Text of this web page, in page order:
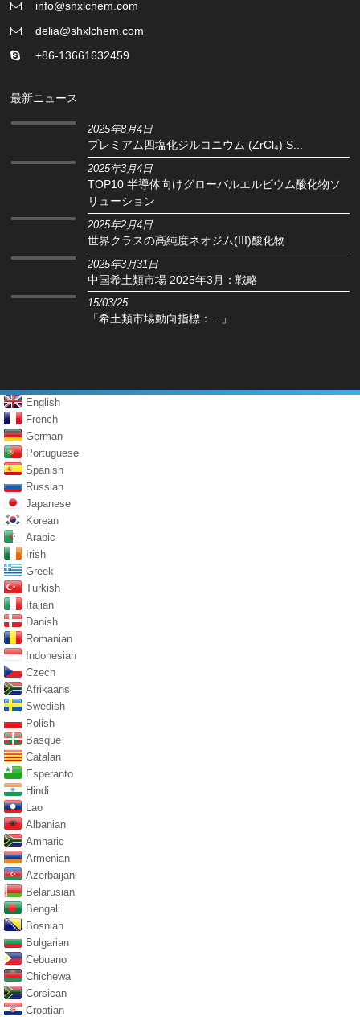
info@shxlchem.com
delia@shxlchem.com
+86-13661632459
最新ニュース
2025年8月4日
プレミアム四塩化ジルコニウム (ZrCl₄) S...
2025年3月4日
TOP10 半導体向けグローバルエルビウム酸化物ソ
リューション
2025年2月4日
世界クラスの高純度ネオジム(III)酸化物
2025年3月31日
中国希土類市場 2025年3月：戦略
15/03/25
「希土類市場動向指標：...」
English
French
German
Portuguese
Spanish
Russian
Japanese
Korean
Arabic
Irish
Greek
Turkish
Italian
Danish
Romanian
Indonesian
Czech
Afrikaans
Swedish
Polish
Basque
Catalan
Esperanto
Hindi
Lao
Albanian
Amharic
Armenian
Azerbaijani
Belarusian
Bengali
Bosnian
Bulgarian
Cebuano
Chichewa
Corsican
Croatian